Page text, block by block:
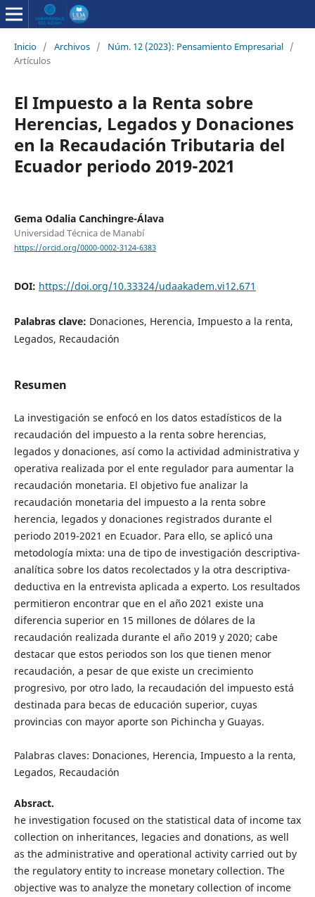
Inicio / Archivos / Núm. 12 (2023): Pensamiento Empresarial /
Artículos
El Impuesto a la Renta sobre
Herencias, Legados y Donaciones
en la Recaudación Tributaria del
Ecuador periodo 2019-2021
Gema Odalia Canchingre-Álava
Universidad Técnica de Manabí
https://orcid.org/0000-0002-3124-6383
DOI: https://doi.org/10.33324/udaakadem.vi12.671
Palabras clave: Donaciones, Herencia, Impuesto a la renta,
Legados, Recaudación
Resumen
La investigación se enfocó en los datos estadísticos de la
recaudación del impuesto a la renta sobre herencias,
legados y donaciones, así como la actividad administrativa y
operativa realizada por el ente regulador para aumentar la
recaudación monetaria. El objetivo fue analizar la
recaudación monetaria del impuesto a la renta sobre
herencia, legados y donaciones registrados durante el
periodo 2019-2021 en Ecuador. Para ello, se aplicó una
metodología mixta: una de tipo de investigación descriptiva-
analítica sobre los datos recolectados y la otra descriptiva-
deductiva en la entrevista aplicada a experto. Los resultados
permitieron encontrar que en el año 2021 existe una
diferencia superior en 15 millones de dólares de la
recaudación realizada durante el año 2019 y 2020; cabe
destacar que estos periodos son los que tienen menor
recaudación, a pesar de que existe un crecimiento
progresivo, por otro lado, la recaudación del impuesto está
destinada para becas de educación superior, cuyas
provincias con mayor aporte son Pichincha y Guayas.
Palabras claves: Donaciones, Herencia, Impuesto a la renta,
Legados, Recaudación
Absract.
he investigation focused on the statistical data of income tax
collection on inheritances, legacies and donations, as well
as the administrative and operational activity carried out by
the regulatory entity to increase monetary collection. The
objective was to analyze the monetary collection of income